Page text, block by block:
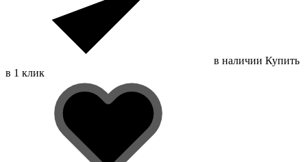
в наличии Купить
в 1 клик